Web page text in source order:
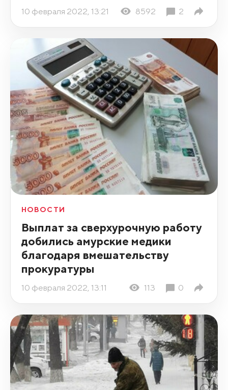
10 февраля 2022, 13:21 8592 2
НОВОСТИ
Выплат за сверхурочную работу
добились амурские медики
благодаря вмешательству
прокуратуры
10 февраля 2022, 13:11 113 0